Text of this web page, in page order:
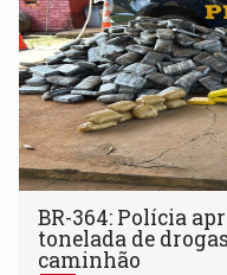
BR-364: Polícia
tonelada de
caminhão